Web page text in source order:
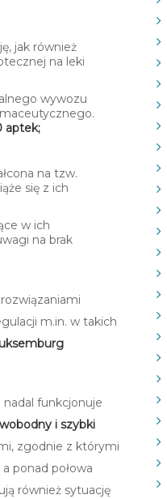
jak również
na leki
wywozu
aptek;
na tzw.
się z ich
w ich
na brak
m.in. w takich
funkcjonuje
i szybki
zgodnie z którymi
a ponad połowa
również sytuację